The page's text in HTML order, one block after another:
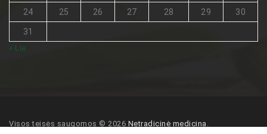
24 25 26 27 28 29 30
31
« Lie
Visos teisės saugomos © 2026 Netradicinė medicina